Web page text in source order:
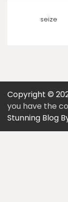
seize
Copyright ©
you have the
Stunning Blog